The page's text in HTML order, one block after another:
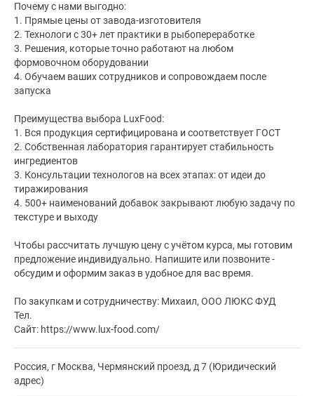
Почему с нами выгодно:
1. Прямые цены от завода-изготовителя
2. Технологи с 30+ лет практики в рыбопереработке
3. Решения, которые точно работают на любом
формовочном оборудовании
4. Обучаем ваших сотрудников и сопровождаем после
запуска
Преимущества выбора LuxFood:
1. Вся продукция сертифицирована и соответствует ГОСТ
2. Собственная лаборатория гарантирует стабильность
ингредиентов
3. Консультации технологов на всех этапах: от идеи до
тиражирования
4. 500+ наименований добавок закрывают любую задачу по
текстуре и выходу
Чтобы рассчитать лучшую цену с учётом курса, мы готовим
предложение индивидуально. Напишите или позвоните -
обсудим и оформим заказ в удобное для вас время.
По закупкам и сотрудничеству: Михаил, ООО ЛЮКС ФУД
Тел.
Сайт: https://www.lux-food.com/
Россия, г Москва, Чермянский проезд, д 7 (Юридический
адрес)